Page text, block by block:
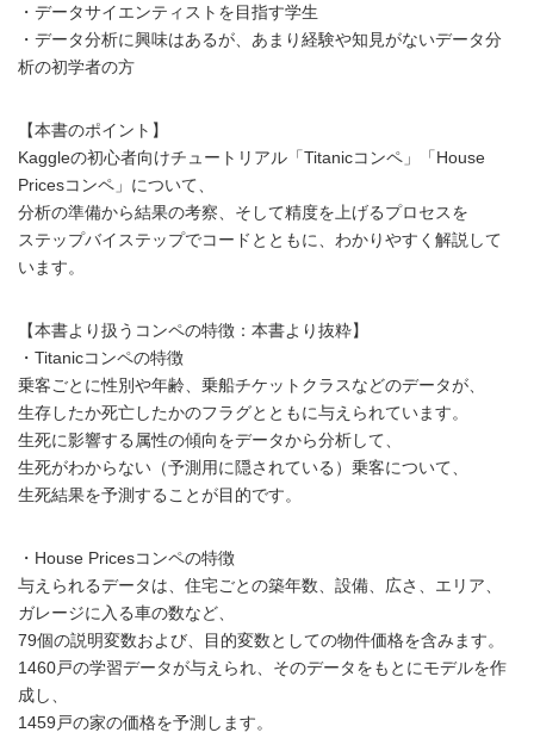
・データサイエンティストを目指す学生
・データ分析に興味はあるが、あまり経験や知見がないデータ分
析の初学者の方
【本書のポイント】
Kaggleの初心者向けチュートリアル「Titanicコンペ」「House
Pricesコンペ」について、
分析の準備から結果の考察、そして精度を上げるプロセスを
ステップバイステップでコードとともに、わかりやすく解説して
います。
【本書より扱うコンペの特徴：本書より抜粋】
・Titanicコンペの特徴
乗客ごとに性別や年齢、乗船チケットクラスなどのデータが、
生存したか死亡したかのフラグとともに与えられています。
生死に影響する属性の傾向をデータから分析して、
生死がわからない（予測用に隠されている）乗客について、
生死結果を予測することが目的です。
・House Pricesコンペの特徴
与えられるデータは、住宅ごとの築年数、設備、広さ、エリア、
ガレージに入る車の数など、
79個の説明変数および、目的変数としての物件価格を含みます。
1460戸の学習データが与えられ、そのデータをもとにモデルを作
成し、
1459戸の家の価格を予測します。